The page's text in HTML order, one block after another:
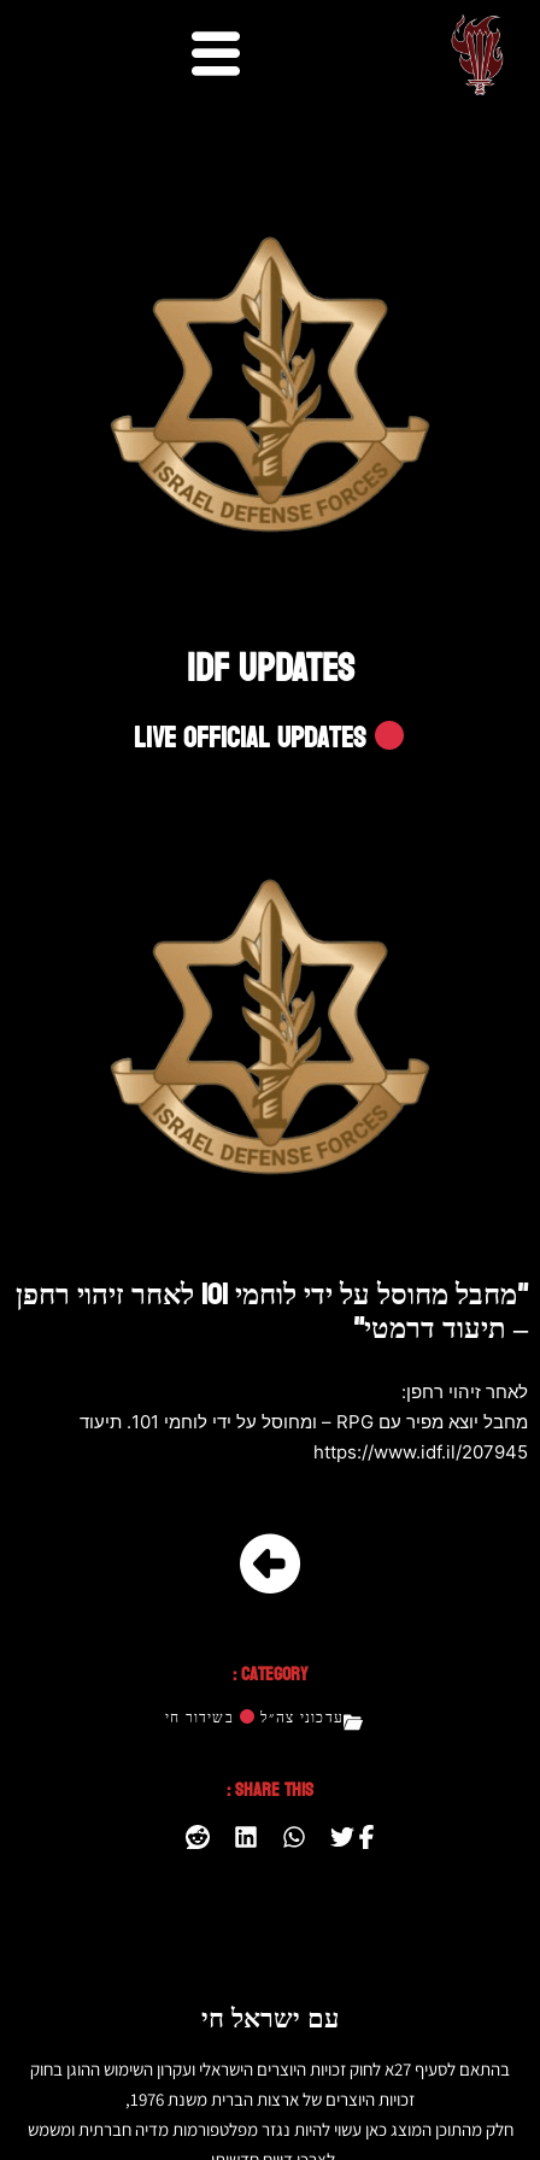
IDF UPDATES
Live Official Updates
"מחבל מחוסל על ידי לוחמי 101 לאחר זיהוי רחפן
– תיעוד דרמטי"
לאחר זיהוי רחפן:
מחבל יוצא מפיר עם RPG – ומחוסל על ידי לוחמי 101. תיעוד
https://www.idf.il/207945
Category :
עדכוני צה״ל בשידור חי
Share This :
עם ישראל חי
בהתאם לסעיף 27א לחוק זכויות היוצרים הישראלי ועקרון השימוש ההוגן בחוק
זכויות היוצרים של ארצות הברית משנת 1976,
חלק מהתוכן המוצג כאן עשוי להיות נגזר מפלטפורמות מדיה חברתית ומשמש